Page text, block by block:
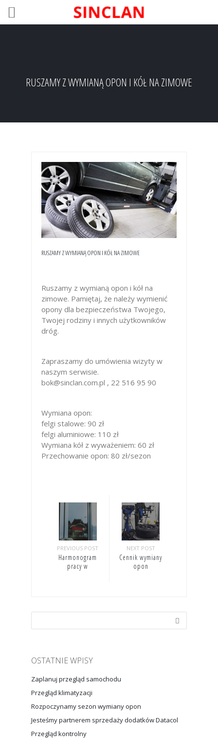
RUSZAMY Z WYMIANĄ OPON I KÓŁ NA ZIMOWE
RUSZAMY Z WYMIANĄ OPON I KÓŁ NA ZIMOWE
Ruszamy z wymianą opon i kół na
zimowe. Pamiętaj, że należy wymienić
opony dla bezpieczeństwa Twojego,
Twojej rodziny i innych użytkowników
dróg.
Zapraszamy do umówienia wizyty w
naszym serwisie.
bok@sinclan.com.pl , 22 516 95 90
Wymiana opon:
felgi stalowe: 90 zł
felgi aluminiowe: 110 zł
Wymiana kół z wyważeniem: 60 zł
Przechowanie opon: 80 zł/sezon
PREVIOUS POST
Harmonogram
pracy w
NEXT POST
Cennik wymiany
opon
OSTATNIE WPISY
Zaplanuj przegląd samochodu
Przegląd klimatyzacji
Rozpoczynamy sezon wymiany opon
Jesteśmy partnerem sprzedaży dodatków Datacol
Przegląd kontrolny